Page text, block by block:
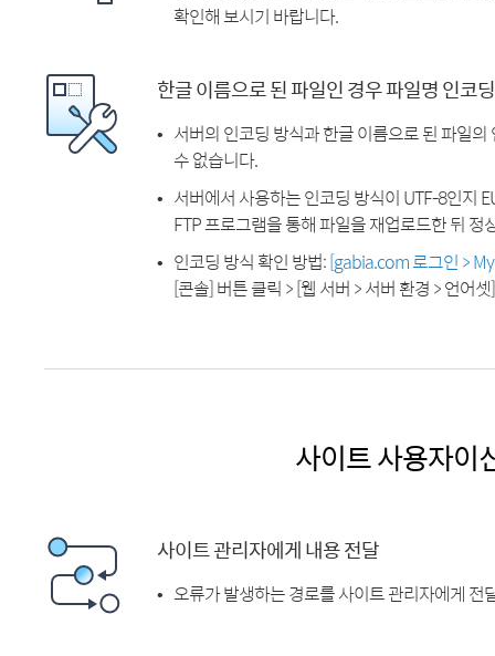
확인해 보시기 바랍니다.
한글 이름으로 된 파일인 경우 파일명 인코
서버의 인코딩 방식과 한글 이름으로 된 파일
수 없습니다.
서버에서 사용하는 인코딩 방식이 UTF-8인지
FTP 프로그램을 통해 파일을 재업로드한 뒤
인코딩 방식 확인 방법:[gabia.com 로그인 >
[콘솔] 버튼 클릭 > [웹 서버 > 서버 환경 > 언어
사이트 사용자이
사이트 관리자에게 내용 전달
오류가 발생하는 경로를 사이트 관리자에게 전